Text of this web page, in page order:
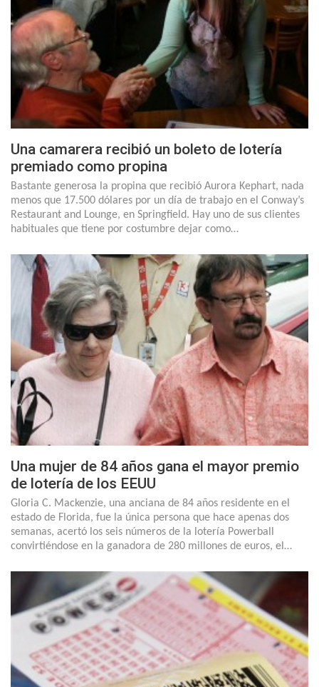
Una camarera recibió un boleto de lotería
premiado como propina
Bastante generosa la propina que recibió Aurora Kephart, nada
menos que 17.500 dólares por un día de trabajo en el Conway’s
Restaurant and Lounge, en Springfield. Hay uno de sus clientes
habituales que tiene por costumbre dejar como…
Una mujer de 84 años gana el mayor premio
de lotería de los EEUU
Gloria C. Mackenzie, una anciana de 84 años residente en el
estado de Florida, fue la única persona que hace apenas dos
semanas, acertó los seis números de la lotería Powerball
convirtiéndose en la ganadora de 280 millones de euros, el…